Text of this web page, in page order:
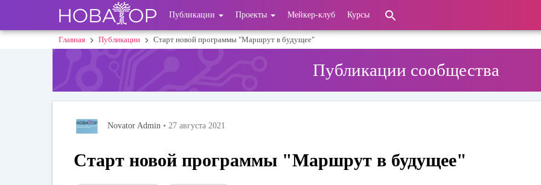
основному
User
account
Публикации Проекты Мейкер-клуб Курсы
Строка
Главная Публикации Старт новой программы "Маршрут в будущее"
Публикации сообщества
Novator Admin • 27 августа 2021
Старт новой программы "Маршрут в будущее"